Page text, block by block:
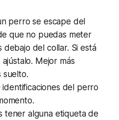
perro se escape del
que no puedas meter
debajo del collar. Si está
Mejor más
suelto.
del perro
tener alguna etiqueta de